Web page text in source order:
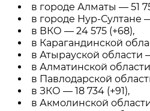
в городе Алматы — 51
в городе Нур-Султане
в ВКО — 24 575 (+68),
в Карагандинской
в Атырауской области
в Алматинской
в Павлодарской
в ЗКО — 18 734 (+91),
в Акмолинской